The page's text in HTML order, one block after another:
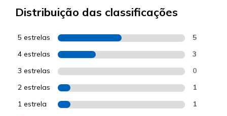
Distribuição das classificações
5 estrelas 5
4 estrelas 3
3 estrelas 0
2 estrelas 1
1 estrela 1